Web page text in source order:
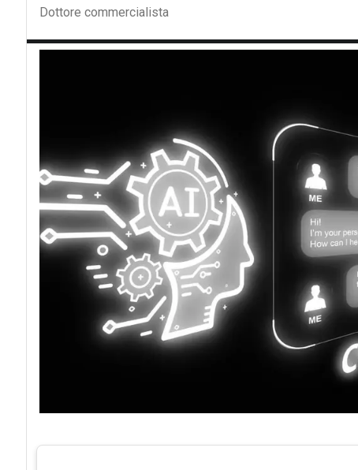
Dottore commercialista